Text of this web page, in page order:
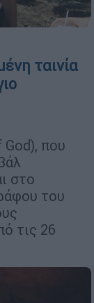
ταινία
που
στο
του
τις 26